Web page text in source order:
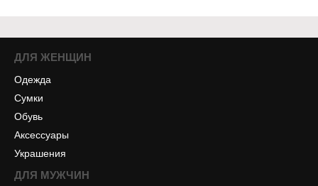
ДЛЯ ЖЕНЩИН
Одежда
Сумки
Обувь
Аксессуары
Украшения
ДЛЯ МУЖЧИН